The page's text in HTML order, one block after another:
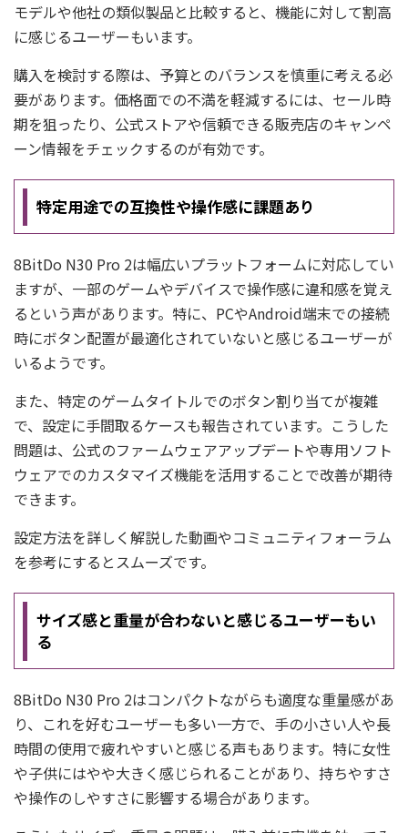
モデルや他社の類似製品と比較すると、機能に対して割高
に感じるユーザーもいます。
購入を検討する際は、予算とのバランスを慎重に考える必
要があります。価格面での不満を軽減するには、セール時
期を狙ったり、公式ストアや信頼できる販売店のキャンペ
ーン情報をチェックするのが有効です。
特定用途での互換性や操作感に課題あり
8BitDo N30 Pro 2は幅広いプラットフォームに対応してい
ますが、一部のゲームやデバイスで操作感に違和感を覚え
るという声があります。特に、PCやAndroid端末での接続
時にボタン配置が最適化されていないと感じるユーザーが
いるようです。
また、特定のゲームタイトルでのボタン割り当てが複雑
で、設定に手間取るケースも報告されています。こうした
問題は、公式のファームウェアアップデートや専用ソフト
ウェアでのカスタマイズ機能を活用することで改善が期待
できます。
設定方法を詳しく解説した動画やコミュニティフォーラム
を参考にするとスムーズです。
サイズ感と重量が合わないと感じるユーザーもい
る
8BitDo N30 Pro 2はコンパクトながらも適度な重量感があ
り、これを好むユーザーも多い一方で、手の小さい人や長
時間の使用で疲れやすいと感じる声もあります。特に女性
や子供にはやや大きく感じられることがあり、持ちやすさ
や操作のしやすさに影響する場合があります。